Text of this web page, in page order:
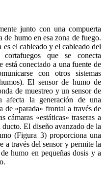
junto con una compuerta
de humo en esa zona de fuego.
el cableado y el cableado del
que se conecta
está conectado a una fuente de
con otros sistemas
El sensor de humo de
de muestreo y un sensor de
afecta la generación de una
de «parada» frontal a través de
«estáticas» traseras a
ducto. El diseño avanzado de la
(Figura 3) proporciona una
a través del sensor y permite la
humo en pequeñas dosis y a